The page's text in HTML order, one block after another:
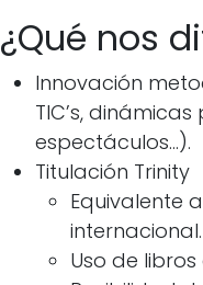
¿Qué nos
Innovación
TIC’s,
espectáculos...).
Titulación Trinity
Equivalente
internacional.
Uso de libros